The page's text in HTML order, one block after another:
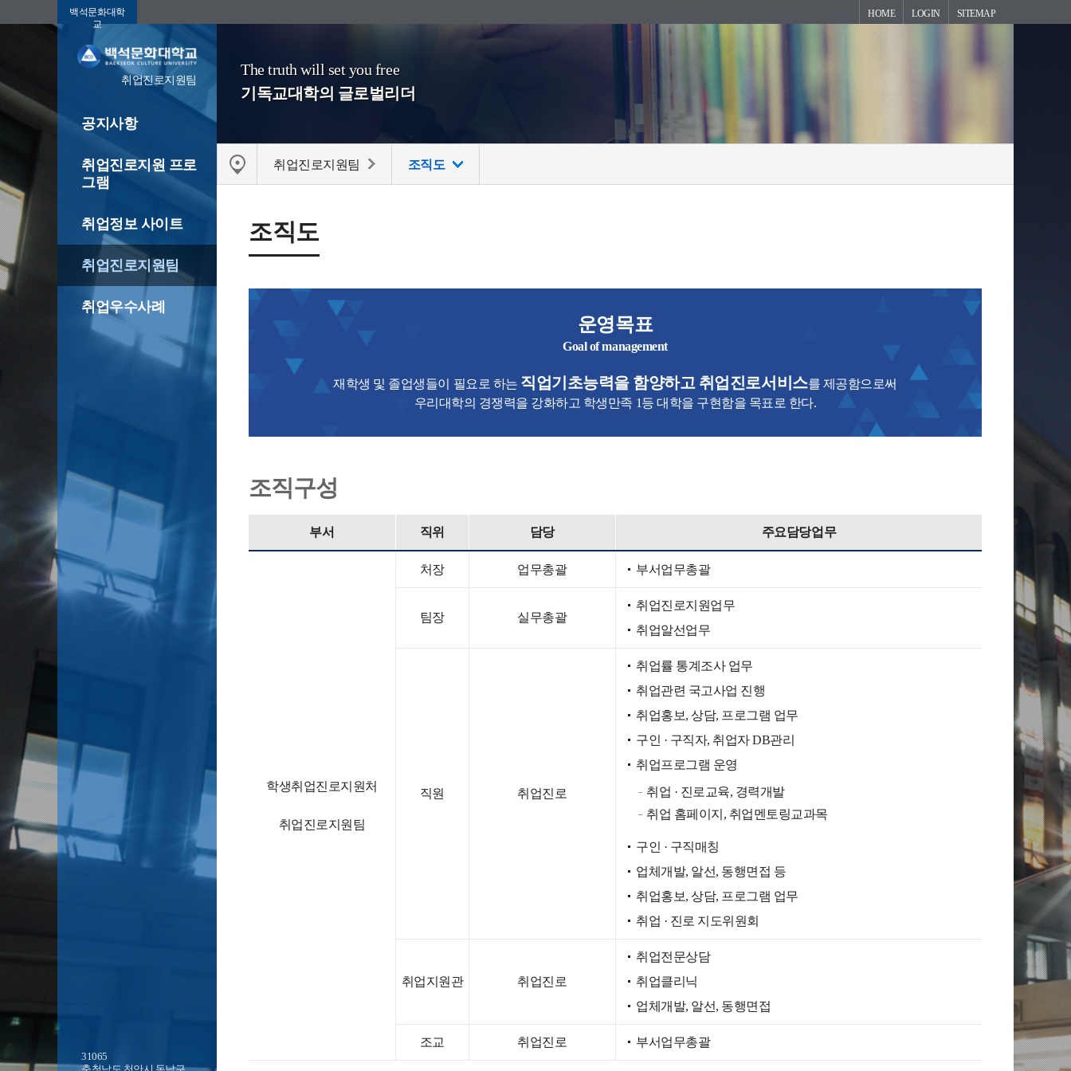
백석문화대학
교
취업진로지원팀
HOME LOGIN SITEMAP
공지사항
취업진로지원 프로
그램
취업정보 사이트
취업진로지원팀
취업우수사례
The truth will set you free
기독교대학의 글로벌리더
취업진로지원팀 조직도
조직도
운영목표
Goal of management
재학생 및 졸업생들이 필요로 하는 직업기초능력을 함양하고 취업진로서비스를 제공함으로써
우리대학의 경쟁력을 강화하고 학생만족 1등 대학을 구현함을 목표로 한다.
조직구성
부서 직위 담당 주요담당업무
학생취업진로지원처
취업진로지원팀
처장 업무총괄 부서업무총괄
팀장 실무총괄
취업진로지원업무
취업알선업무
직원 취업진로
취업률 통계조사 업무
취업관련 국고사업 진행
취업홍보, 상담, 프로그램 업무
구인 · 구직자, 취업자 DB관리
취업프로그램 운영
취업 · 진로교육, 경력개발
취업 홈페이지, 취업멘토링교과목
구인 · 구직매칭
업체개발, 알선, 동행면접 등
취업홍보, 상담, 프로그램 업무
취업 · 진로 지도위원회
취업지원관 취업진로
취업전문상담
취업클리닉
업체개발, 알선, 동행면접
조교 취업진로 부서업무총괄
31065